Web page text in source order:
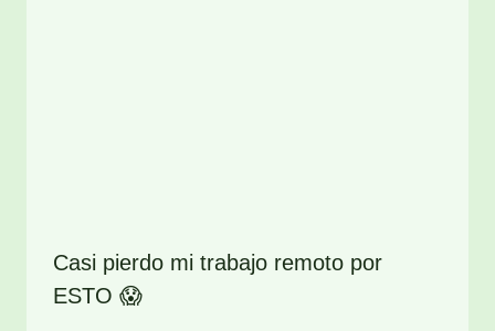
Casi pierdo mi trabajo remoto por
ESTO 😱